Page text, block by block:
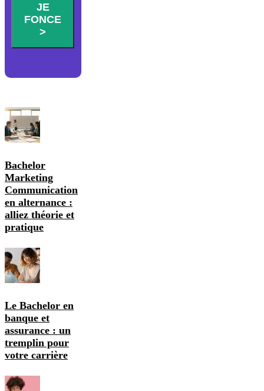
JE
FONCE
>
Bachelor
Marketing
Communication
en alternance :
alliez théorie et
pratique
Le Bachelor en
banque et
assurance : un
tremplin pour
votre carrière